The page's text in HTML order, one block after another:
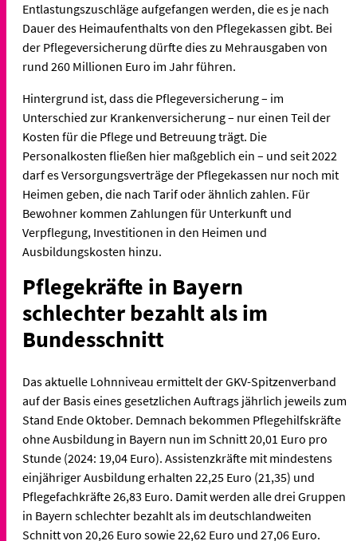
Entlastungszuschläge aufgefangen werden, die es je nach
Dauer des Heimaufenthalts von den Pflegekassen gibt. Bei
der Pflegeversicherung dürfte dies zu Mehrausgaben von
rund 260 Millionen Euro im Jahr führen.
Hintergrund ist, dass die Pflegeversicherung – im
Unterschied zur Krankenversicherung – nur einen Teil der
Kosten für die Pflege und Betreuung trägt. Die
Personalkosten fließen hier maßgeblich ein – und seit 2022
darf es Versorgungsverträge der Pflegekassen nur noch mit
Heimen geben, die nach Tarif oder ähnlich zahlen. Für
Bewohner kommen Zahlungen für Unterkunft und
Verpflegung, Investitionen in den Heimen und
Ausbildungskosten hinzu.
Pflegekräfte in Bayern
schlechter bezahlt als im
Bundesschnitt
Das aktuelle Lohnniveau ermittelt der GKV-Spitzenverband
auf der Basis eines gesetzlichen Auftrags jährlich jeweils zum
Stand Ende Oktober. Demnach bekommen Pflegehilfskräfte
ohne Ausbildung in Bayern nun im Schnitt 20,01 Euro pro
Stunde (2024: 19,04 Euro). Assistenzkräfte mit mindestens
einjähriger Ausbildung erhalten 22,25 Euro (21,35) und
Pflegefachkräfte 26,83 Euro. Damit werden alle drei Gruppen
in Bayern schlechter bezahlt als im deutschlandweiten
Schnitt von 20,26 Euro sowie 22,62 Euro und 27,06 Euro.